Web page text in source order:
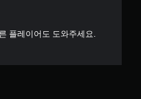
플레이어도 도와주세요.